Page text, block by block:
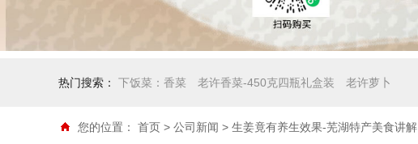
热门搜索： 下饭菜：香菜 老许香菜-450克四瓶礼盒装 老许萝卜
您的位置： 首页 > 公司新闻 > 生姜竟有养生效果-芜湖特产美食讲解